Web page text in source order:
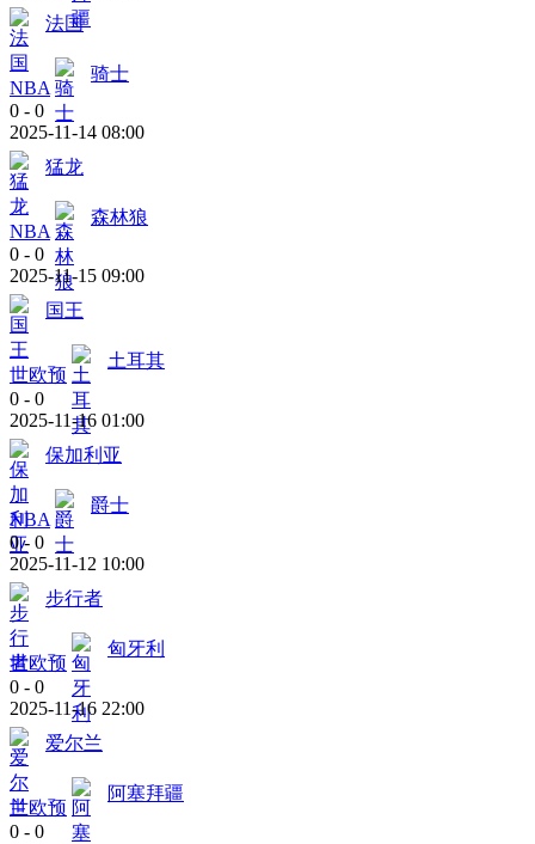
法国
NBA
骑士
0 - 0
2025-11-14 08:00
猛龙
NBA
森林狼
0 - 0
2025-11-15 09:00
国王
世欧预
土耳其
0 - 0
2025-11-16 01:00
保加利亚
NBA
爵士
0 - 0
2025-11-12 10:00
步行者
世欧预
匈牙利
0 - 0
2025-11-16 22:00
爱尔兰
世欧预
阿塞拜疆
0 - 0